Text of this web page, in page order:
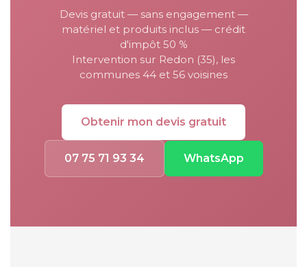
Devis gratuit — sans engagement —
matériel et produits inclus — crédit
d'impôt 50 %
Intervention sur Redon (35), les
communes 44 et 56 voisines
Obtenir mon devis gratuit
07 75 71 93 34 WhatsApp